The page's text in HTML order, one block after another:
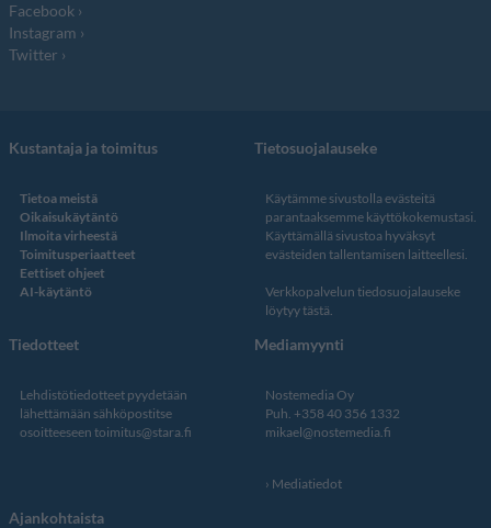
Facebook
Instagram
Twitter
Kustantaja ja toimitus
Tietoa meistä
Oikaisukäytäntö
Ilmoita virheestä
Toimitusperiaatteet
Eettiset ohjeet
AI-käytäntö
Tietosuojalauseke
Käytämme sivustolla evästeitä
parantaaksemme käyttökokemustasi.
Käyttämällä sivustoa hyväksyt
evästeiden tallentamisen laitteellesi.
Verkkopalvelun tiedosuojalauseke
löytyy tästä.
Tiedotteet
Lehdistötiedotteet pyydetään
lähettämään sähköpostitse
osoitteeseen toimitus@stara.fi
Mediamyynti
Nostemedia Oy
Puh. +358 40 356 1332
mikael@nostemedia.fi
Mediatiedot
Ajankohtaista